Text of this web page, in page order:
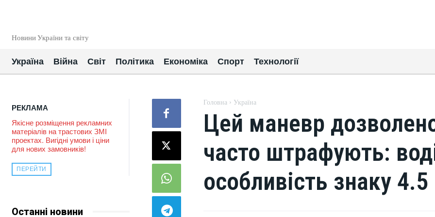
Новини України та світу
Україна Війна Світ Політика Економіка Спорт Технології
РЕКЛАМА
Якісне розміщення рекламних
матеріалів на трастових ЗМІ
проектах. Вигідні умови і ціни
для нових замовників!
ПЕРЕЙТИ
Останні новини
Головна Україна
Цей маневр
часто штрафують:
особливість знаку 4.5